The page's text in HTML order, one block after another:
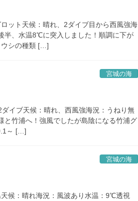
ット天候：晴れ、2ダイブ目から西風強海
半、水温8℃に突入しました！順調に下が
シの種類 […]
宮城の海
イブ天候：晴れ、西風強海況：うねり無
竹浦へ！強風でしたが島陰になる竹浦グ
～ […]
宮城の海
候：晴れ海況：風波あり水温：9℃透視